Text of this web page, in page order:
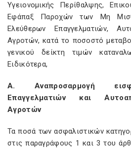
Υγειονομικής Περίθαλψης,
Εφάπαξ Παροχών των Μη
Ελεύθερων Επαγγελματιών,
Αγροτών, κατά το ποσοστό
γενικού δείκτη τιμών
Ειδικότερα,
Α. Αναπροσαρμογή
Επαγγελματιών και
Αγροτών
Τα ποσά των ασφαλιστικών
στις παραγράφους 1 και 3 του